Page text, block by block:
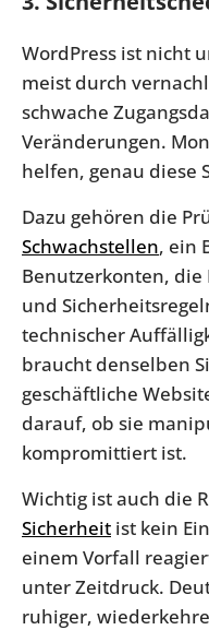
WordPress ist nicht
meist durch
schwache
Veränderungen.
helfen, genau diese
Dazu gehören die
Schwachstellen, ein
Benutzerkonten, die
und
technischer
braucht denselben
geschäftliche
darauf, ob sie
kompromittiert ist.
Wichtig ist auch die
Sicherheit ist kein
einem Vorfall
unter Zeitdruck.
ruhiger,